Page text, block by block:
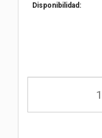
Disponibilidad: